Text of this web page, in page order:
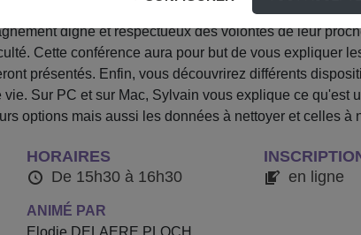
et difficile à vivre. Les aidants doivent non
digne et respectueux des volontés de leur
Cette conférence aura pour but de vous expliquer
présentés. Enfin, vous découvrirez différents
Sur PC et sur Mac, Sylvain vous explique ce qu'est
options mais aussi les données à nettoyer et celles à
HORAIRES
De 15h30 à 16h30
en ligne
ANIMÉ PAR
Elodie DELAERE PLOCH,